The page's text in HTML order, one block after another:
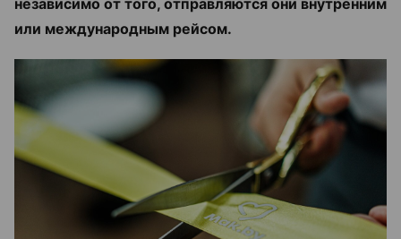
независимо от того, отправляются они внутренним
или международным рейсом.